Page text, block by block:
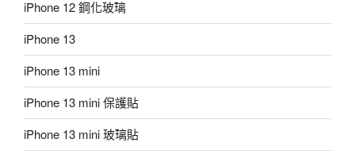
iPhone 12 鋼化玻璃
iPhone 13
iPhone 13 mini
iPhone 13 mini 保護貼
iPhone 13 mini 玻璃貼